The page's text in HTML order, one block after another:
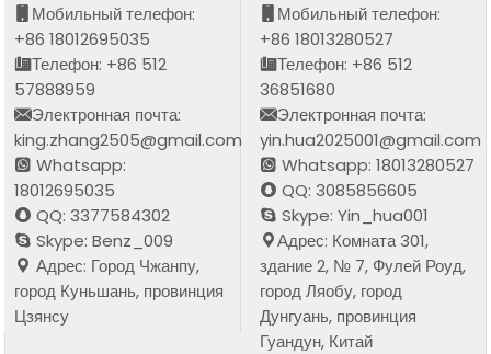
Мобильный телефон:
+86 18012695035
Телефон: +86 512
57888959
Электронная почта:
king.zhang2505@gmail.com
Whatsapp:
18012695035
QQ: 3377584302
Skype: Benz_009
Адрес: Город Чжанпу,
город Куньшань, провинция
Цзянсу
Мобильный телефон:
+86 18013280527
Телефон: +86 512
36851680
Электронная почта:
yin.hua2025001@gmail.com
Whatsapp: 18013280527
QQ: 3085856605
Skype: Yin_hua001
Адрес: Комната 301,
здание 2, № 7, Фулей Роуд,
город Ляобу, город
Дунгуань, провинция
Гуандун, Китай